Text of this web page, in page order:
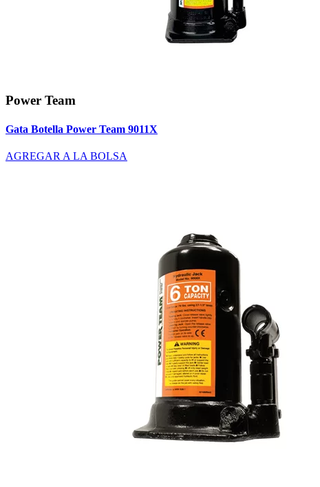
Power Team
Gata Botella Power Team 9011X
AGREGAR A LA BOLSA